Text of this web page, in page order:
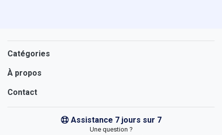
Catégories
À propos
Contact
Assistance 7 jours sur 7
Une question ?